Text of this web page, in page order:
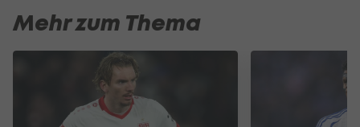
Mehr zum Thema